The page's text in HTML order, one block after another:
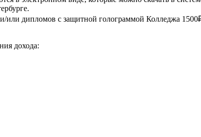
или дипломов с защитной голограммой Колледжа
дохода: